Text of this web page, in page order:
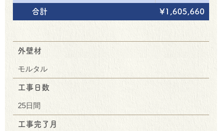
合計 ¥1,605,660
外壁材
モルタル
工事日数
25日間
工事完了月